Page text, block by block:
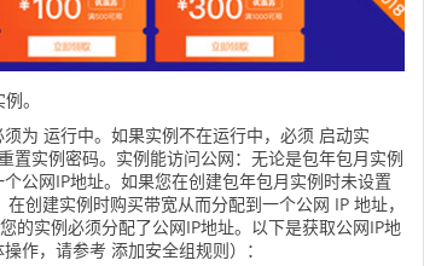
。
为 运行中。如果实例不在运行中，必须 启动实
置实例密码。实例能访问公网：无论是包年包月实例
公网IP地址。如果您在创建包年包月实例时未设置
创建实例时购买带宽从而分配到一个公网 IP 地址，
的实例必须分配了公网IP地址。以下是获取公网IP地
作，请参考 添加安全组规则）：